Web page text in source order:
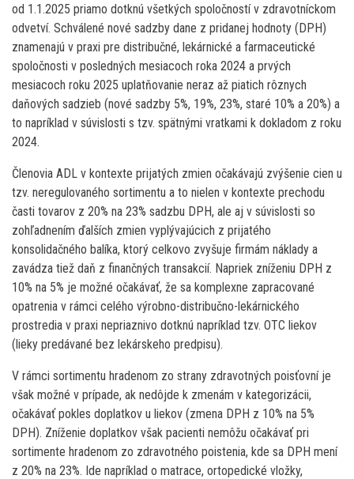
od 1.1.2025 priamo dotknú všetkých spoločností v zdravotníckom
odvetví. Schválené nové sadzby dane z pridanej hodnoty (DPH)
znamenajú v praxi pre distribučné, lekárnické a farmaceutické
spoločnosti v posledných mesiacoch roka 2024 a prvých
mesiacoch roku 2025 uplatňovanie neraz až piatich rôznych
daňových sadzieb (nové sadzby 5%, 19%, 23%, staré 10% a 20%) a
to napríklad v súvislosti s tzv. spätnými vratkami k dokladom z roku
2024.
Členovia ADL v kontexte prijatých zmien očakávajú zvýšenie cien u
tzv. neregulovaného sortimentu a to nielen v kontexte prechodu
časti tovarov z 20% na 23% sadzbu DPH, ale aj v súvislosti so
zohľadnením ďalších zmien vyplývajúcich z prijatého
konsolidačného balíka, ktorý celkovo zvyšuje firmám náklady a
zavádza tiež daň z finančných transakcií. Napriek zníženiu DPH z
10% na 5% je možné očakávať, že sa komplexne zapracované
opatrenia v rámci celého výrobno-distribučno-lekárnického
prostredia v praxi nepriaznivo dotknú napríklad tzv. OTC liekov
(lieky predávané bez lekárskeho predpisu).
V rámci sortimentu hradenom zo strany zdravotných poisťovní je
však možné v prípade, ak nedôjde k zmenám v kategorizácii,
očakávať pokles doplatkov u liekov (zmena DPH z 10% na 5%
DPH). Zníženie doplatkov však pacienti nemôžu očakávať pri
sortimente hradenom zo zdravotného poistenia, kde sa DPH mení
z 20% na 23%. Ide napríklad o matrace, ortopedické vložky,